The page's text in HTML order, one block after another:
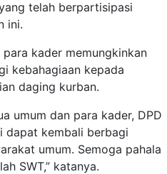
telah berpartisipasi
ini.
kader memungkinkan
kebahagiaan kepada
daging kurban.
umum dan para kader, DPD
dapat kembali berbagi
umum. Semoga pahala
SWT,” katanya.